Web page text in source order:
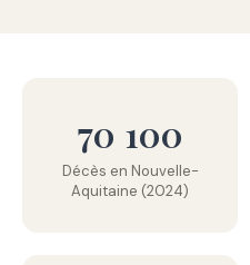
70 100
Décès en Nouvelle-
Aquitaine (2024)